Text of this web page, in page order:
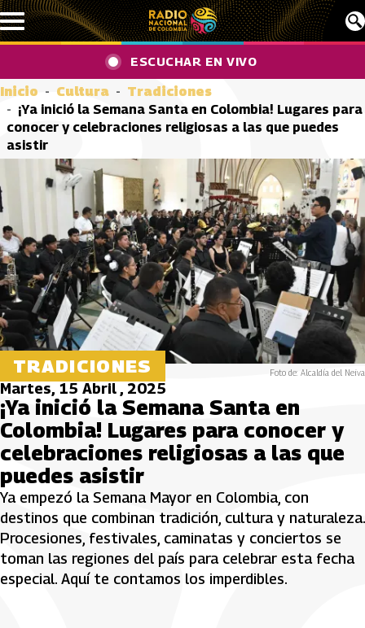
Pasar al contenido principal
ESCUCHAR EN VIVO
Inicio Cultura
Tradiciones
¡Ya inició la Semana Santa en Colombia! Lugares para
conocer y celebraciones religiosas a las que puedes
asistir
TRADICIONES Foto de: Alcaldía del Neiva
Martes, 15 Abril , 2025
¡Ya inició la Semana Santa en
Colombia! Lugares para conocer y
celebraciones religiosas a las que
puedes asistir
Ya empezó la Semana Mayor en Colombia, con
destinos que combinan tradición, cultura y naturaleza.
Procesiones, festivales, caminatas y conciertos se
toman las regiones del país para celebrar esta fecha
especial. Aquí te contamos los imperdibles.